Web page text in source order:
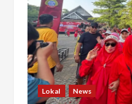
a
d
i
Lokal News